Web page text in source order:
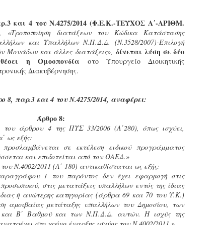
και 4 του Ν.4275/2014 (Φ.Ε.Κ.-ΤΕΥΧΟΣ Α΄-ΑΡΙΘΜ.
, «Τροποποίηση διατάξεων του Κώδικα Κατάστασης
και Υπαλλήλων Ν.Π.Δ.Δ. (Ν.3528/2007)-Επιλογή
Μονάδων και άλλες διατάξεις», δίνεται λύση σε δύο
η Ομοσπονδίαστο Υπουργείο Διοικητικής
Διακυβέρνησης.
8, παρ.3 και 4 του Ν.4275/2014, αναφέρει:
Άρθρο 8:
άρθρου 4 της ΠΥΣ 33/2006 (Α΄280), όπως ισχύει,
ως εξής:
σε εκτέλεση ειδικού προγράμματος
και επιδοτείται από τον ΟΑΕΔ.»
Ν.4002/2011 (Α΄ 180) αντικαθίσταται ως εξής:
1 του παρόντος δεν έχει εφαρμογή στις
στις μετατάξεις υπαλλήλων εντός της ίδιας
ή ανώτερης κατηγορίας (άρθρα 69 και 70 του Υ.Κ.)
αμοιβαίας μετάταξης υπαλλήλων του Δημοσίου, των
Β΄ Βαθμού και των Ν.Π.Δ.Δ. αυτών. Η ισχύς της
είναι έτοιμοι να
Στο πλαίσιο της
ολοκαίνουργια
τις περιπολίες και τις
Απολογισμός των
ελέγχων σε ιδιοκτήτες
JUN
Δημοτική Αστυνομία
Θεσσαλονίκης: Ένταση